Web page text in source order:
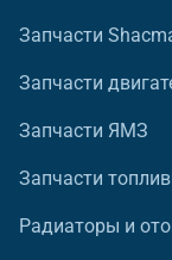
Запчасти
Запчасти
Запчасти ЯМЗ
Запчасти
Радиаторы и